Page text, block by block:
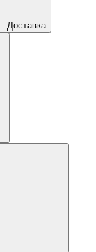
Доставка